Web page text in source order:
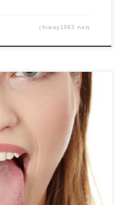
מאת chiway1983
האם חרדה יכולה לגרום
מרגישה מוזר, חרדה יכולה
אבל תסמיני עקצוצים
האם חרדה באמת יכולה
תחשוב על כל הדרכים של